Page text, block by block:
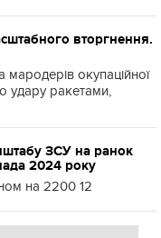
вторгнення.
мародерів окупаційної
удару ракетами,
ЗСУ на ранок
2024 року
на 2200 12